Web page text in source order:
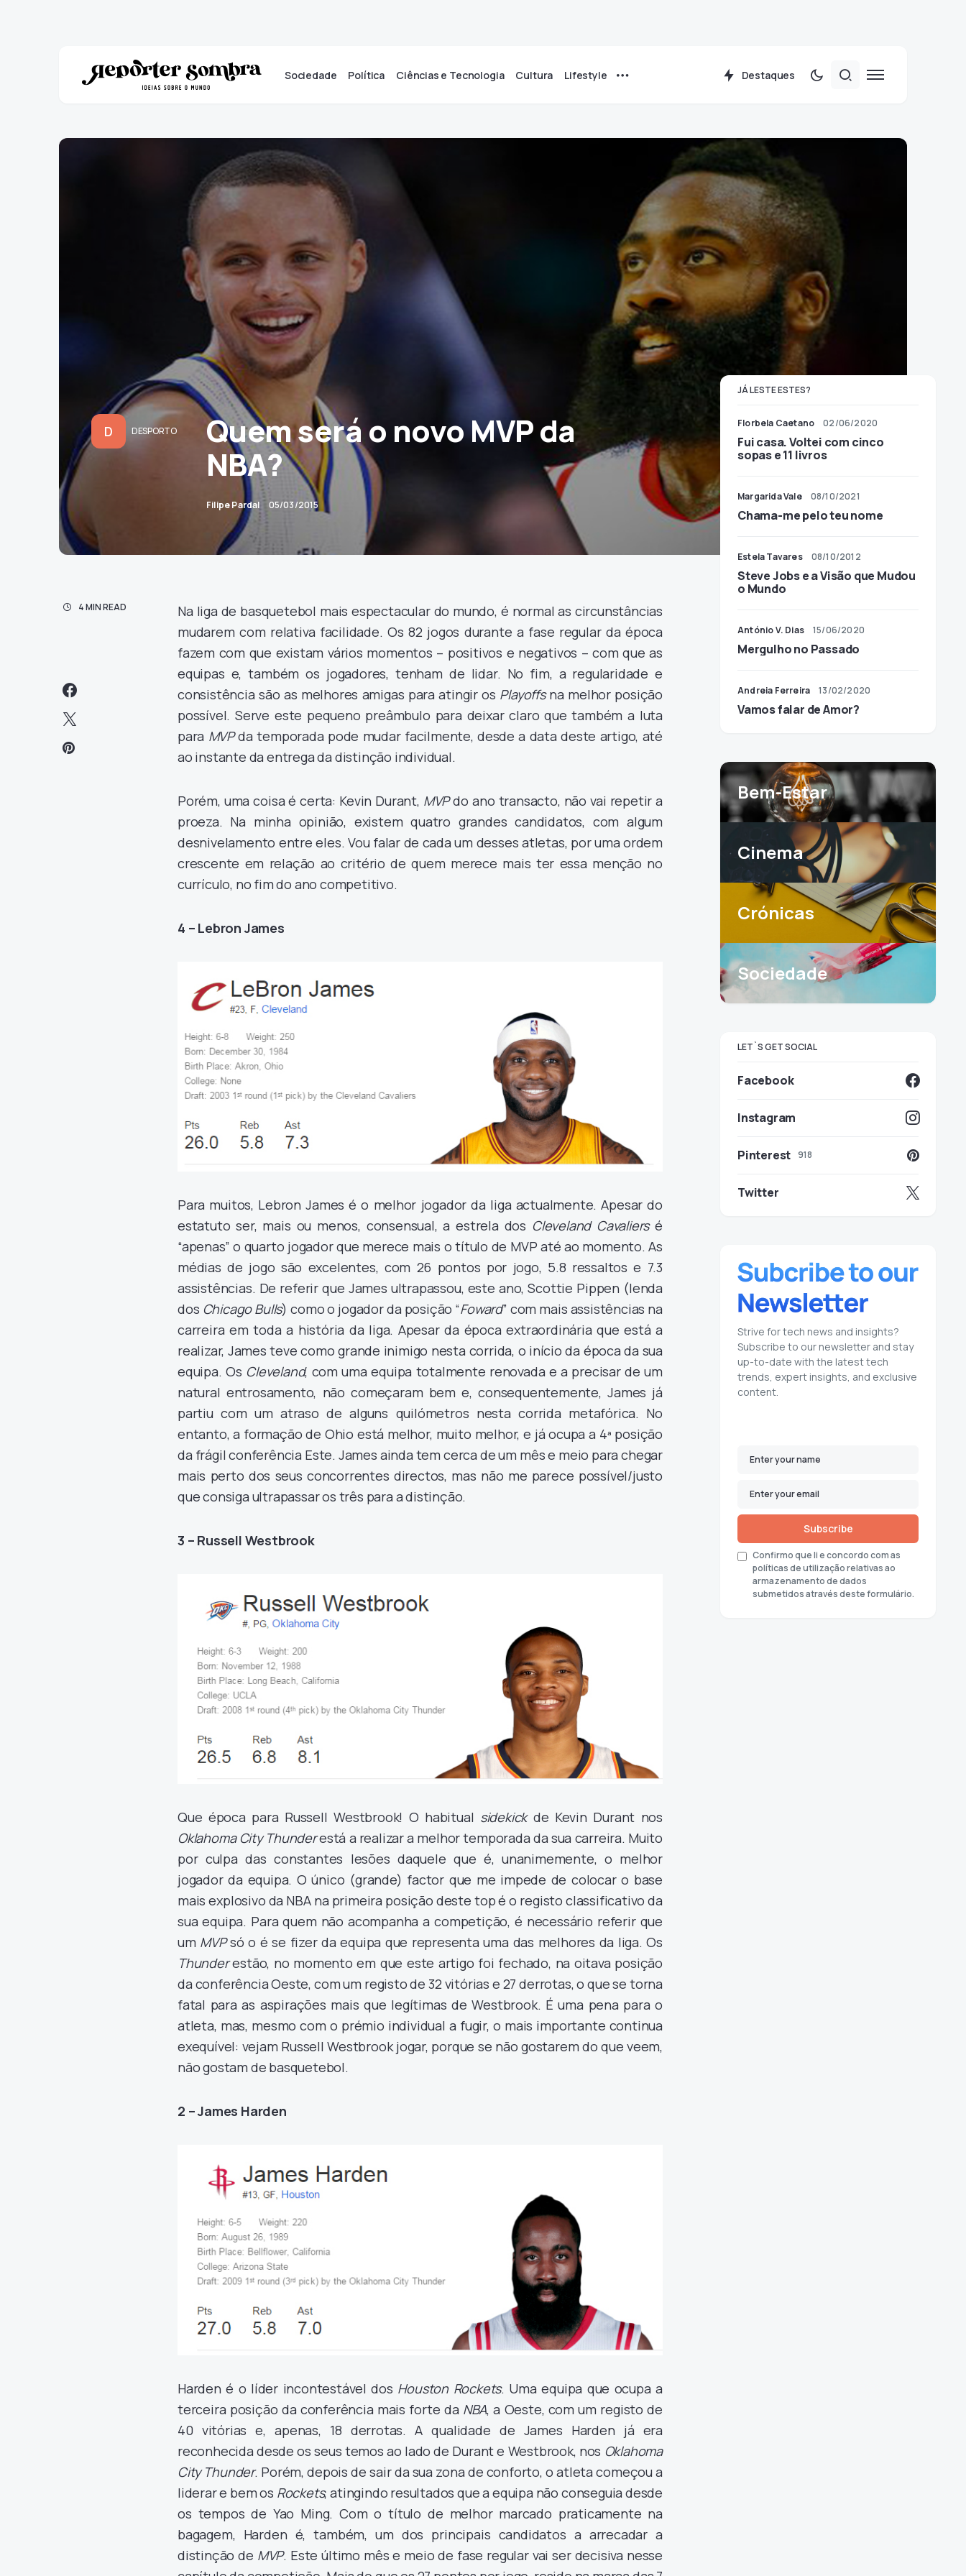
Sociedade Política Ciências e Tecnologia Cultura Lifestyle Destaques
D DESPORTO
Quem será o novo MVP da
NBA?
Filipe Pardal 05/03/2015
4 MIN READ
Na liga de basquetebol mais espectacular do mundo, é normal as circunstâncias
mudarem com relativa facilidade. Os 82 jogos durante a fase regular da época
fazem com que existam vários momentos – positivos e negativos – com que as
equipas e, também os jogadores, tenham de lidar. No fim, a regularidade e
consistência são as melhores amigas para atingir os Playoffsna melhor posição
possível. Serve este pequeno preâmbulo para deixar claro que também a luta
para MVPda temporada pode mudar facilmente, desde a data deste artigo, até
ao instante da entrega da distinção individual.
Porém, uma coisa é certa: Kevin Durant, MVPdo ano transacto, não vai repetir a
proeza. Na minha opinião, existem quatro grandes candidatos, com algum
desnivelamento entre eles. Vou falar de cada um desses atletas, por uma ordem
crescente em relação ao critério de quem merece mais ter essa menção no
currículo, no fim do ano competitivo.
4 – Lebron James
Para muitos, Lebron James é o melhor jogador da liga actualmente. Apesar do
estatuto ser, mais ou menos, consensual, a estrela dos Cleveland Cavaliersé
“apenas” o quarto jogador que merece mais o título de MVP até ao momento. As
médias de jogo são excelentes, com 26 pontos por jogo, 5.8 ressaltos e 7.3
assistências. De referir que James ultrapassou, este ano, Scottie Pippen (lenda
dos Chicago Bulls) como o jogador da posição “Foward” com mais assistências na
carreira em toda a história da liga. Apesar da época extraordinária que está a
realizar, James teve como grande inimigo nesta corrida, o início da época da sua
equipa. Os Cleveland, com uma equipa totalmente renovada e a precisar de um
natural entrosamento, não começaram bem e, consequentemente, James já
partiu com um atraso de alguns quilómetros nesta corrida metafórica. No
entanto, a formação de Ohio está melhor, muito melhor, e já ocupa a 4ª posição
da frágil conferência Este. James ainda tem cerca de um mês e meio para chegar
mais perto dos seus concorrentes directos, mas não me parece possível/justo
que consiga ultrapassar os três para a distinção.
3 – Russell Westbrook
Que época para Russell Westbrook! O habitual sidekick de Kevin Durant nos
Oklahoma City Thunderestá a realizar a melhor temporada da sua carreira. Muito
por culpa das constantes lesões daquele que é, unanimemente, o melhor
jogador da equipa. O único (grande) factor que me impede de colocar o base
mais explosivo da NBA na primeira posição deste top é o registo classificativo da
sua equipa. Para quem não acompanha a competição, é necessário referir que
um MVPsó o é se fizer da equipa que representa uma das melhores da liga. Os
Thunderestão, no momento em que este artigo foi fechado, na oitava posição
da conferência Oeste, com um registo de 32 vitórias e 27 derrotas, o que se torna
fatal para as aspirações mais que legítimas de Westbrook. É uma pena para o
atleta, mas, mesmo com o prémio individual a fugir, o mais importante continua
exequível: vejam Russell Westbrook jogar, porque se não gostarem do que veem,
não gostam de basquetebol.
2 – James Harden
Harden é o líder incontestável dos Houston Rockets. Uma equipa que ocupa a
terceira posição da conferência mais forte da NBA, a Oeste, com um registo de
40 vitórias e, apenas, 18 derrotas. A qualidade de James Harden já era
reconhecida desde os seus temos ao lado de Durant e Westbrook, nos Oklahoma
City Thunder. Porém, depois de sair da sua zona de conforto, o atleta começou a
liderar e bem os Rockets, atingindo resultados que a equipa não conseguia desde
os tempos de Yao Ming. Com o título de melhor marcado praticamente na
bagagem, Harden é, também, um dos principais candidatos a arrecadar a
distinção de MVP. Este último mês e meio de fase regular vai ser decisiva nesse
JÁ LESTE ESTES?
Florbela Caetano 02/06/2020
Fui casa. Voltei com cinco
sopas e 11 livros
Margarida Vale 08/10/2021
Chama-me pelo teu nome
Estela Tavares 08/10/2012
Steve Jobs e a Visão que Mudou
o Mundo
António V. Dias 15/06/2020
Mergulho no Passado
Andreia Ferreira 13/02/2020
Vamos falar de Amor?
Bem-Estar
Cinema
Crónicas
Sociedade
LET`S GET SOCIAL
Facebook
Instagram
Pinterest 918
Twitter
Strive for tech news and insights?
Subscribe to our newsletter and stay
up-to-date with the latest tech
trends, expert insights, and exclusive
content.
Subscribe
Confirmo que li e concordo com as
políticas de utilização relativas ao
armazenamento de dados
submetidos através deste formulário.